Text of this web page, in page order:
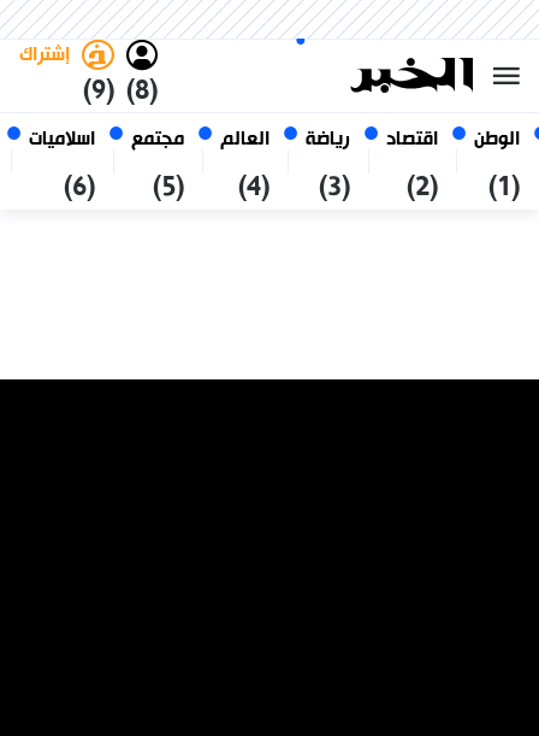
الوطن
(1)
اقتصاد
(2)
رياضة
(3)
العالم
(4)
مجتمع
(5)
اسلاميات
(6)
(8)
إشتراك
(9)
أغسطس 2026
الجزائر